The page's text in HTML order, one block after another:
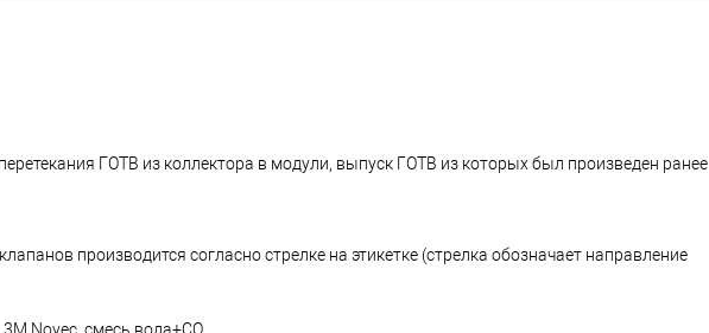
ГОТВ из коллектора в модули, выпуск ГОТВ из которых был произведен ранее
производится согласно стрелке на этикетке (стрелка обозначает направление